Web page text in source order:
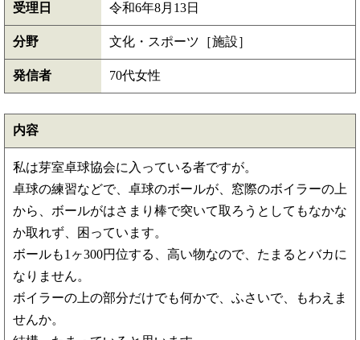
受理日 令和6年8月13日
分野 文化・スポーツ［施設］
発信者 70代女性
内容
私は芽室卓球協会に入っている者ですが。
卓球の練習などで、卓球のボールが、窓際のボイラーの上
から、ボールがはさまり棒で突いて取ろうとしてもなかな
か取れず、困っています。
ボールも1ヶ300円位する、高い物なので、たまるとバカに
なりません。
ボイラーの上の部分だけでも何かで、ふさいで、もわえま
せんか。